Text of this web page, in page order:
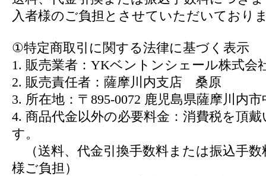
入者様のご負担とさせていただいており
①特定商取引に関する法律に基づく表示
1. 販売業者：YKベントンシェール株式会
2. 販売責任者：薩摩川内支店 桑原
3. 所在地：〒895-0072 鹿児島県薩摩川内市
4. 商品代金以外の必要料金：消費税を頂
す。
（送料、代金引換手数料または振込手数
様ご負担）